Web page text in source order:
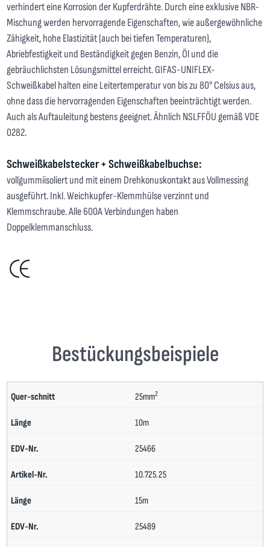
verhindert eine Korrosion der Kupferdrähte. Durch eine exklusive NBR-
Mischung werden hervorragende Eigenschaften, wie außergewöhnliche
Zähigkeit, hohe Elastizität (auch bei tiefen Temperaturen),
Abriebfestigkeit und Beständigkeit gegen Benzin, Öl und die
gebräuchlichsten Lösungsmittel erreicht. GIFAS-UNIFLEX-
Schweißkabel halten eine Leitertemperatur von bis zu 80° Celsius aus,
ohne dass die hervorragenden Eigenschaften beeinträchtigt werden.
Auch als Auftauleitung bestens geeignet. Ähnlich NSLFFÖU gemäß VDE
0282.
Schweißkabelstecker + Schweißkabelbuchse:
vollgummiisoliert und mit einem Drehkonuskontakt aus Vollmessing
ausgeführt. Inkl. Weichkupfer-Klemmhülse verzinnt und
Klemmschraube. Alle 600A Verbindungen haben
Doppelklemmanschluss.
Bestückungsbeispiele
25mm2
10m
25466
10.725.25
15m
25489